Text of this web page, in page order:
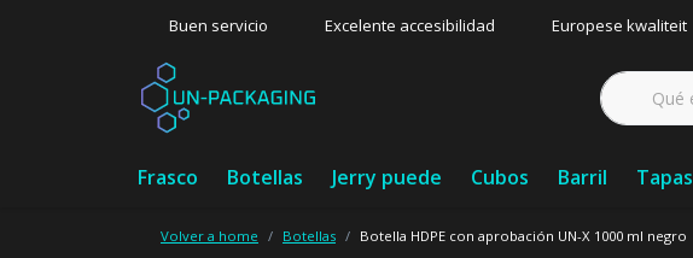
Buen servicio Excelente accesibilidad Europese kwaliteit
Frasco Botellas Jerry puede Cubos Barril Tapas
Volver a home Botellas Botella HDPE con aprobación UN-X 1000 ml negro